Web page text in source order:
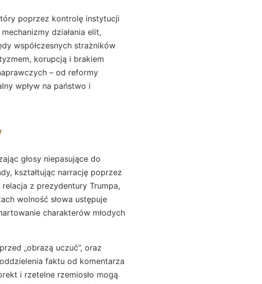
poprzez kontrolę instytucji
działania elit,
współczesnych strażników
korupcją i brakiem
– od reformy
wpływ na państwo i
głosy niepasujące do
kształtując narrację poprzez
z prezydentury Trumpa,
wolność słowa ustępuje
charakterów młodych
„obrazą uczuć”, oraz
faktu od komentarza
i rzetelne rzemiosło mogą